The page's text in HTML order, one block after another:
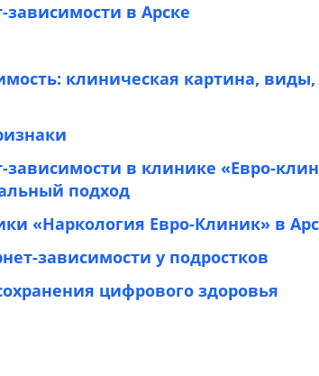
в Арске
клиническая картина,
в клинике «Евро-
подход
«Наркология Евро-Клиник» в
зависимости у подростков
цифрового здоровья